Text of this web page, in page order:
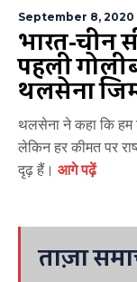
September 8, 2020
भारत-चीन
पहली
थलसेना
थलसेना ने कहा कि हम
लेकिन हर कीमत पर
दृढ़ हैं। आगे पढ़ें
ताज़ा